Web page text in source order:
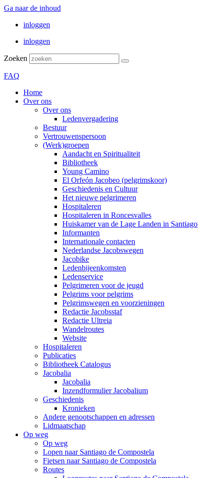
Ga naar de inhoud
inloggen
inloggen
Zoeken
FAQ
Home
Over ons
Over ons
Ledenvergadering
Bestuur
Vertrouwenspersoon
(Werk)groepen
Aandacht en Spiritualiteit
Bibliotheek
Young Camino
El Orfeón Jacobeo (pelgrimskoor)
Geschiedenis en Cultuur
Het nieuwe pelgrimeren
Hospitaleren
Hospitaleren in Roncesvalles
Huiskamer van de Lage Landen in Santiago
Informanten
Internationale contacten
Nederlandse Jacobswegen
Jacobike
Ledenbijeenkomsten
Ledenservice
Pelgrimeren voor de jeugd
Pelgrims voor pelgrims
Pelgrimswegen en voorzieningen
Redactie Jacobsstaf
Redactie Ultreia
Wandelroutes
Website
Hospitaleren
Publicaties
Bibliotheek Catalogus
Jacobalia
Jacobalia
Inzendformulier Jacobalium
Geschiedenis
Kronieken
Andere genootschappen en adressen
Lidmaatschap
Op weg
Op weg
Lopen naar Santiago de Compostela
Fietsen naar Santiago de Compostela
Routes